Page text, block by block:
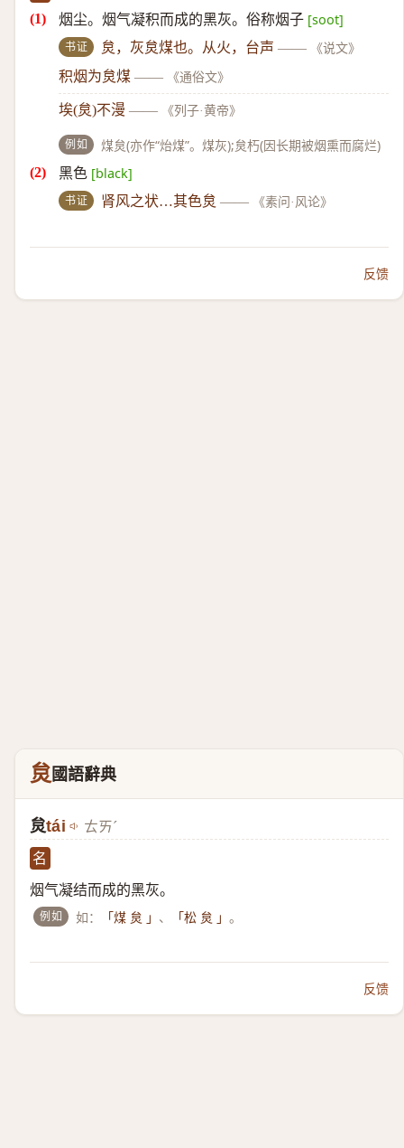
烟尘。烟气凝积而成的黑灰。俗称烟子 [soot]
书证 炱，灰炱煤也。从火，台声 —— 《说文》
积烟为炱煤 —— 《通俗文》
埃(炱)不漫 —— 《列子·黄帝》
例如 煤炱(亦作“炲煤”。煤灰);炱朽(因长期被烟熏而腐烂)
黑色 [black]
书证 肾风之状…其色炱 —— 《素问·风论》
反馈
炱國語辭典
炱tái ㄊㄞˊ
名
烟气凝结而成的黑灰。
例如 如： 「煤 炱 」 、 「松 炱 」。
反馈